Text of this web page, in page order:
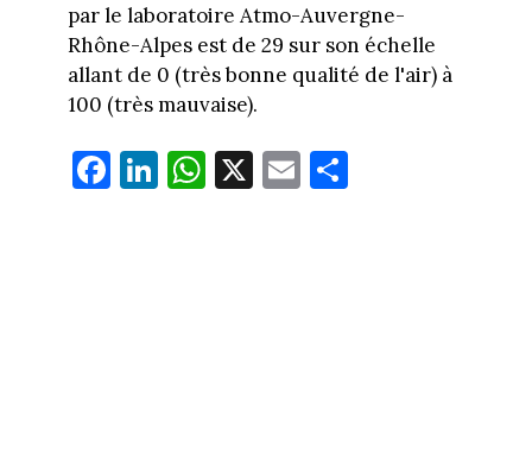
par le laboratoire Atmo-Auvergne-
Rhône-Alpes est de 29 sur son échelle
allant de 0 (très bonne qualité de l'air) à
100 (très mauvaise).
Fa
ce
Li
nk
W
ha
X E
m
Pa
rt